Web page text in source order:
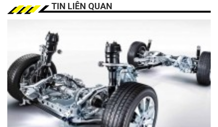
TIN LIÊN QUAN